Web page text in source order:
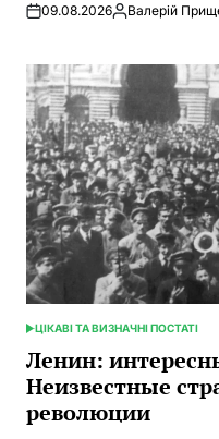
09.08.2026Запись
Валерій
ОПУБЛИКОВАНО
В
ЦІКАВІ ТА ВИЗНАЧНІ ПОСТАТІ
Ленин:
Неизвестные
революции